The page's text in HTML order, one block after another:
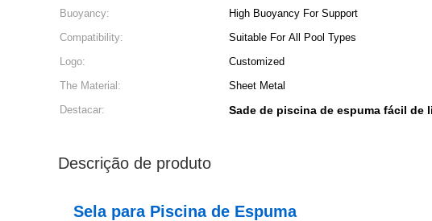
Buoyancy: High Buoyancy For Support
Compatibility:
Suitable For All Pool Types
Logo:
Customized
The Material:
Sheet Metal
Destacar:
Sade de piscina de espuma fácil de
Descrição de produto
Sela para Piscina de Espuma